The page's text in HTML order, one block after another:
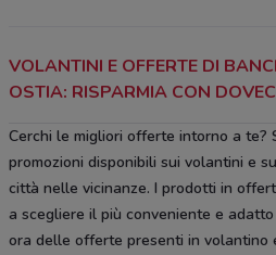
VOLANTINI E OFFERTE DI
OSTIA: RISPARMIA CON
Cerchi le migliori offerte intorno a te?
promozioni disponibili sui volantini e
città nelle vicinanze. I prodotti in
a scegliere il più conveniente e
ora delle offerte presenti in volantino